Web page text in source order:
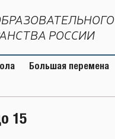
РОССИИ
Большая перемена
15